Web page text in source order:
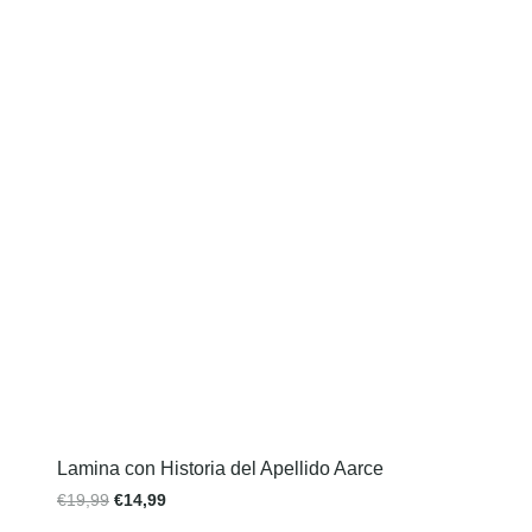
Lamina con Historia del Apellido Aarce
€19,99 €14,99